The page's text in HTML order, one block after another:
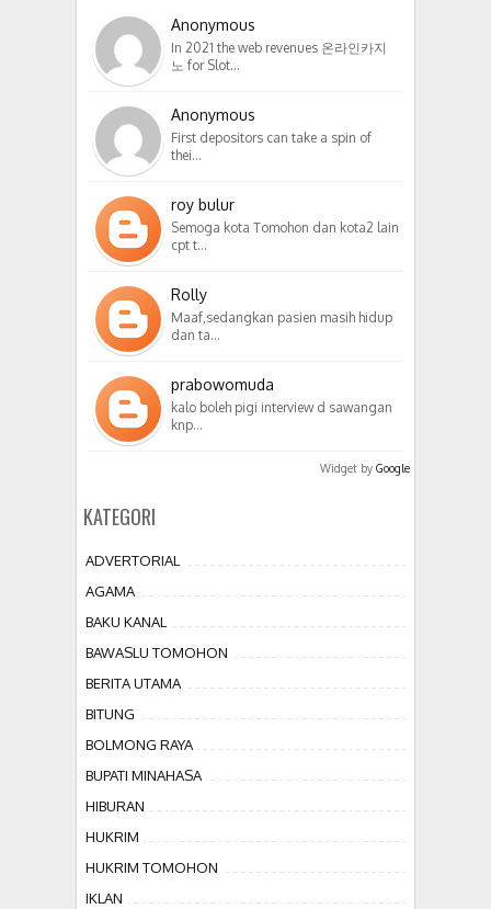
Anonymous
In 2021 the web revenues 온라인카지
노 for Slot…
Anonymous
First depositors can take a spin of
thei…
roy bulur
Semoga kota Tomohon dan kota2 lain
cpt t…
Rolly
Maaf,sedangkan pasien masih hidup
dan ta…
prabowomuda
kalo boleh pigi interview d sawangan
knp…
Widget by Google
KATEGORI
ADVERTORIAL
AGAMA
BAKU KANAL
BAWASLU TOMOHON
BERITA UTAMA
BITUNG
BOLMONG RAYA
BUPATI MINAHASA
HIBURAN
HUKRIM
HUKRIM TOMOHON
IKLAN